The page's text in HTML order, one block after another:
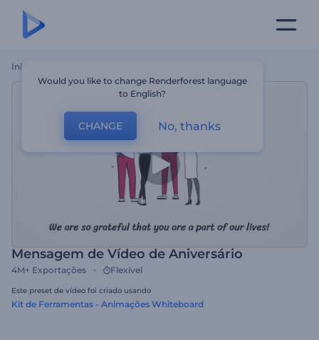
Início
Mensagem de Vídeo de Aniversário
4M+ Exportações Flexível
Este preset de vídeo foi criado usando
Kit de Ferramentas - Animações Whiteboard
Would you like to change Renderforest language
to English?
CHANGE No, thanks